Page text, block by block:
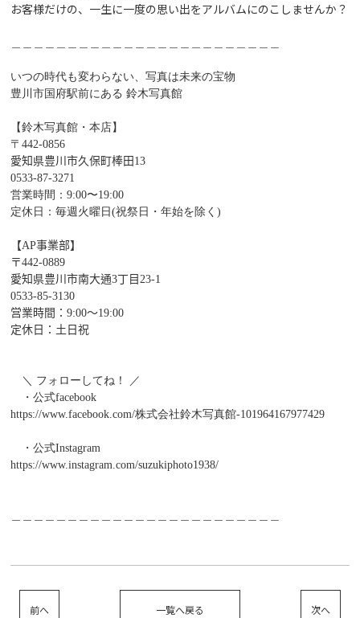
お客様だけの、一生に一度の思い出をアルバムにのこしませんか？
いつの時代も変わらない、写真は未来の宝物
豊川市国府駅前にある 鈴木写真館
【鈴⽊写真館・本店】
〒442-0856
愛知県豊川市久保町棒田 13
0533-87-3271
営業時間：9:00〜19:00
定休日：毎週火曜日(祝祭日・年始を除く)
【AP事業部】
〒442-0889
愛知県豊川市南⼤通3丁⽬23­-1
0533-85-3130
営業時間：9:00〜19:00
定休日：土日祝
＼ フォローしてね！ ／
・公式facebook
https://www.facebook.com/株式会社鈴木写真館-101964167977429
・公式Instagram
https://www.instagram.com/suzukiphoto1938/
前へ 一覧へ戻る 次へ